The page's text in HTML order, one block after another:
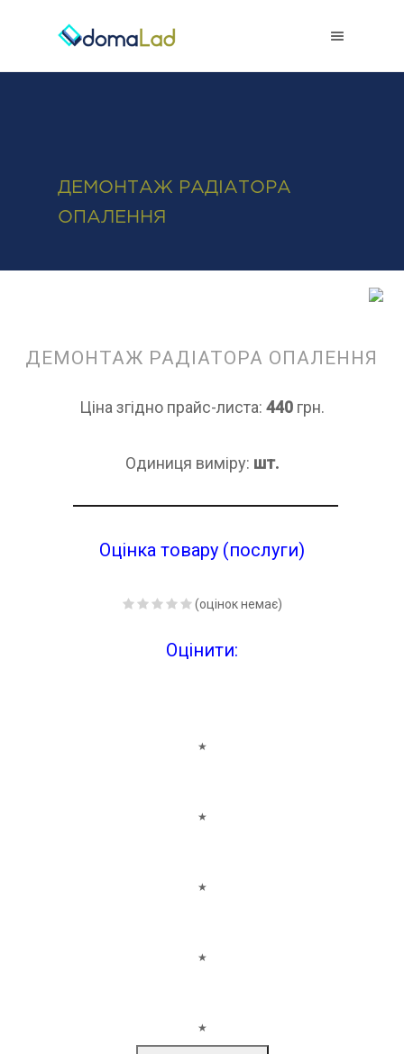
ДЕМОНТАЖ РАДІАТОРА
ОПАЛЕННЯ
ДЕМОНТАЖ РАДІАТОРА ОПАЛЕННЯ
Ціна згідно прайс-листа: 440 грн.
Одиниця виміру: шт.
Оцінка товару (послуги)
(оцінок немає)
Оцінити:
★
★
★
★
★